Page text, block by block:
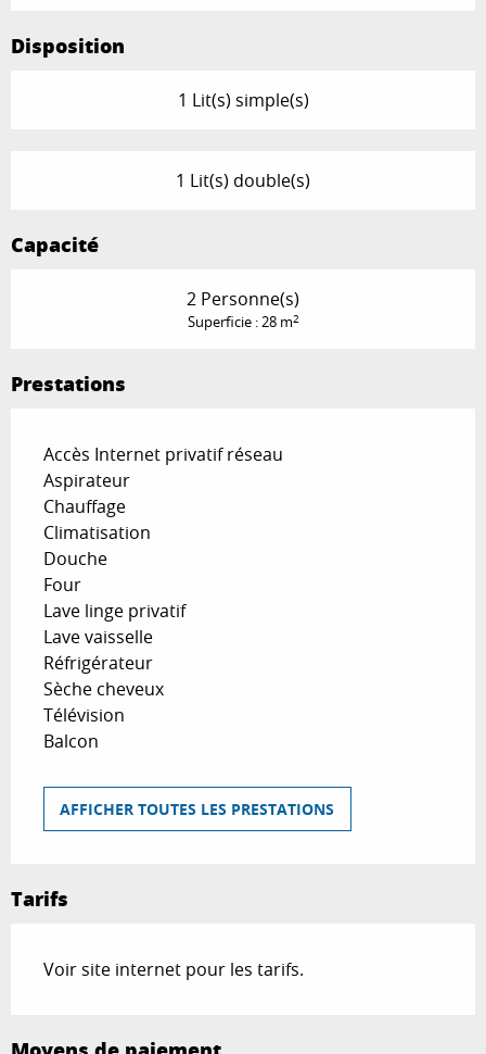
Disposition
1 Lit(s) simple(s)
1 Lit(s) double(s)
Capacité
2 Personne(s)
Superficie : 28 m2
Prestations
Accès Internet privatif réseau
Aspirateur
Chauffage
Climatisation
Douche
Four
Lave linge privatif
Lave vaisselle
Réfrigérateur
Sèche cheveux
Télévision
Balcon
AFFICHER TOUTES LES PRESTATIONS
Tarifs
Voir site internet pour les tarifs.